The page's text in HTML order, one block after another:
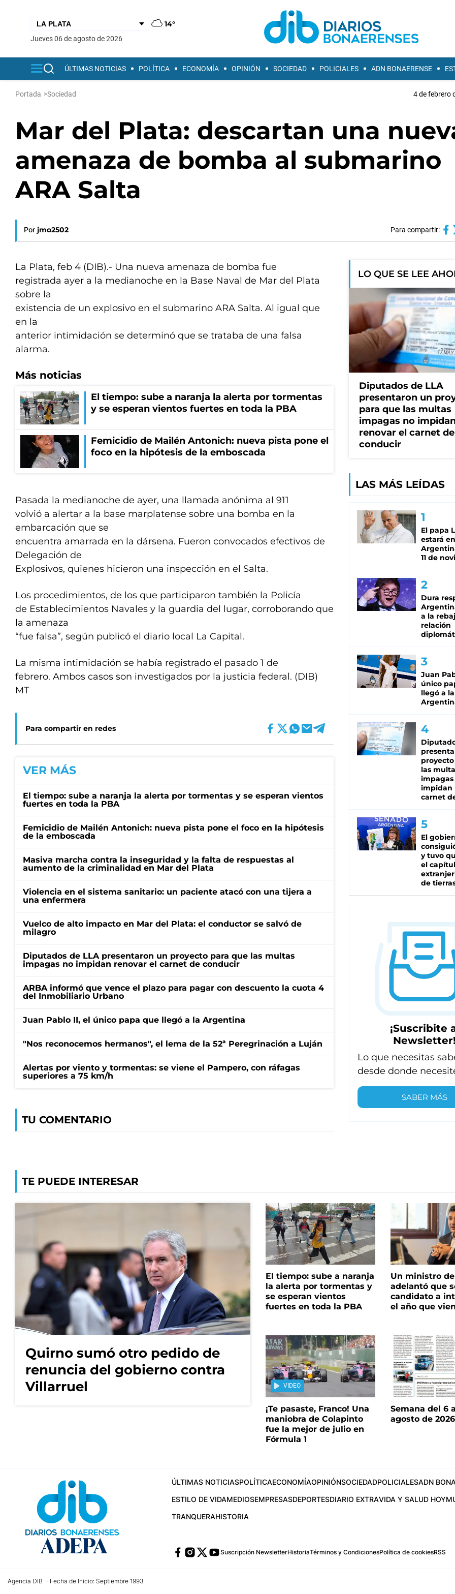
14°
jueves 06 de agosto de 2026
ÚLTIMAS NOTICIAS POLÍTICA ECONOMÍA OPINIÓN SOCIEDAD POLICIALES ADN BONAERENSE
Portada >Sociedad 4 de febrero
Mar del Plata: descartan una
amenaza de bomba al submarino
ARA Salta
Por jmo2502 Para compartir:
La Plata, feb 4 (DIB).- Una nueva amenaza de bomba fue
registrada ayer a la medianoche en la Base Naval de Mar del Plata
sobre la
existencia de un explosivo en el submarino ARA Salta. Al igual que
en la
anterior intimidación se determinó que se trataba de una falsa
alarma.
Más noticias
El tiempo: sube a naranja la alerta por tormentas
y se esperan vientos fuertes en toda la PBA
Femicidio de Mailén Antonich: nueva pista pone el
foco en la hipótesis de la emboscada
Pasada la medianoche de ayer, una llamada anónima al 911
volvió a alertar a la base marplatense sobre una bomba en la
embarcación que se
encuentra amarrada en la dársena. Fueron convocados efectivos de
Delegación de
Explosivos, quienes hicieron una inspección en el Salta.
Los procedimientos, de los que participaron también la Policía
de Establecimientos Navales y la guardia del lugar, corroborando que
la amenaza
“fue falsa”, según publicó el diario local La Capital.
La misma intimidación se había registrado el pasado 1 de
febrero. Ambos casos son investigados por la justicia federal. (DIB)
MT
Para compartir en redes
VER MÁS
El tiempo: sube a naranja la alerta por tormentas y se esperan vientos
fuertes en toda la PBA
Femicidio de Mailén Antonich: nueva pista pone el foco en la hipótesis
de la emboscada
Masiva marcha contra la inseguridad y la falta de respuestas al
aumento de la criminalidad en Mar del Plata
Violencia en el sistema sanitario: un paciente atacó con una tijera a
una enfermera
Vuelco de alto impacto en Mar del Plata: el conductor se salvó de
milagro
Diputados de LLA presentaron un proyecto para que las multas
impagas no impidan renovar el carnet de conducir
ARBA informó que vence el plazo para pagar con descuento la cuota 4
del Inmobiliario Urbano
Juan Pablo II, el único papa que llegó a la Argentina
"Nos reconocemos hermanos", el lema de la 52ª Peregrinación a Luján
Alertas por viento y tormentas: se viene el Pampero, con ráfagas
superiores a 75 km/h
TU COMENTARIO
LO QUE SE LEE
Diputados de LLA
presentaron un
para que las multas
impagas no
renovar el carnet de
conducir
LAS MÁS LEÍDAS
El papa
estará
11 de
Dura
a la
relación
Juan
único
llegó a la
las
impagas
impidan
carnet
El
y tuvo
el
de
¡Suscribite
Newsletter!
Lo que necesitas
desde donde
SABER MÁS
TE PUEDE INTERESAR
Quirno sumó otro pedido de
renuncia del gobierno contra
Villarruel
El tiempo: sube a naranja
la alerta por tormentas y
se esperan vientos
fuertes en toda la PBA
Un ministro
adelantó que
candidato a
el año que
VIDEO
¡Te pasaste, Franco! Una
maniobra de Colapinto
fue la mejor de julio en
Fórmula 1
Semana del 6
agosto de 2026
ÚLTIMAS NOTICIASPOLÍTICAECONOMÍAOPINIÓNSOCIEDADPOLICIALESADN
ESTILO DE VIDAMEDIOSEMPRESASDEPORTESDIARIO EXTRAVIDA Y SALUD HOY
TRANQUERAHISTORIA
Suscripción NewsletterHistoriaTérminos y CondicionesPolítica de cookiesRSS
Agencia DIB - Fecha de Inicio: Septiembre 1993